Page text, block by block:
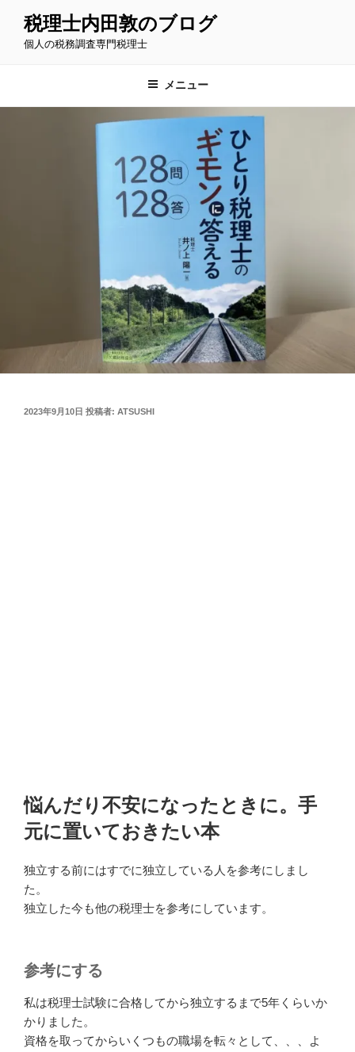
税理士内田敦のブログ
個人の税務調査専門税理士
メニュー
投
2023年9月10日 投稿者: ATSUSHI
悩んだり不安になったときに。手
元に置いておきたい本
独立する前にはすでに独立している人を参考にしまし
た。
独立した今も他の税理士を参考にしています。
参考にする
私は税理士試験に合格してから独立するまで5年くらいか
かりました。
資格を取ってからいくつもの職場を転々として、、、よ